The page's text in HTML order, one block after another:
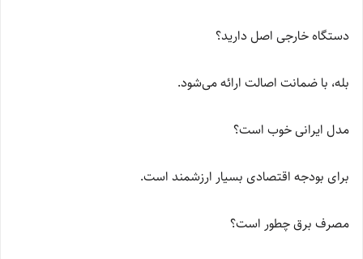
دستگاه خارجی اصل دارید؟
بله، با ضمانت اصالت ارائه می‌شود.
مدل ایرانی خوب است؟
برای بودجه اقتصادی بسیار ارزشمند است.
مصرف برق چطور است؟